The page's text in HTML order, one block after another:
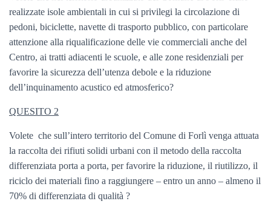
realizzate isole ambientali in cui si privilegi la circolazione di
pedoni, biciclette, navette di trasporto pubblico, con particolare
attenzione alla riqualificazione delle vie commerciali anche del
Centro, ai tratti adiacenti le scuole, e alle zone residenziali per
favorire la sicurezza dell’utenza debole e la riduzione
dell’inquinamento acustico ed atmosferico?
QUESITO 2
Volete che sull’intero territorio del Comune di Forlì venga attuata
la raccolta dei rifiuti solidi urbani con il metodo della raccolta
differenziata porta a porta, per favorire la riduzione, il riutilizzo, il
riciclo dei materiali fino a raggiungere – entro un anno – almeno il
70% di differenziata di qualità ?